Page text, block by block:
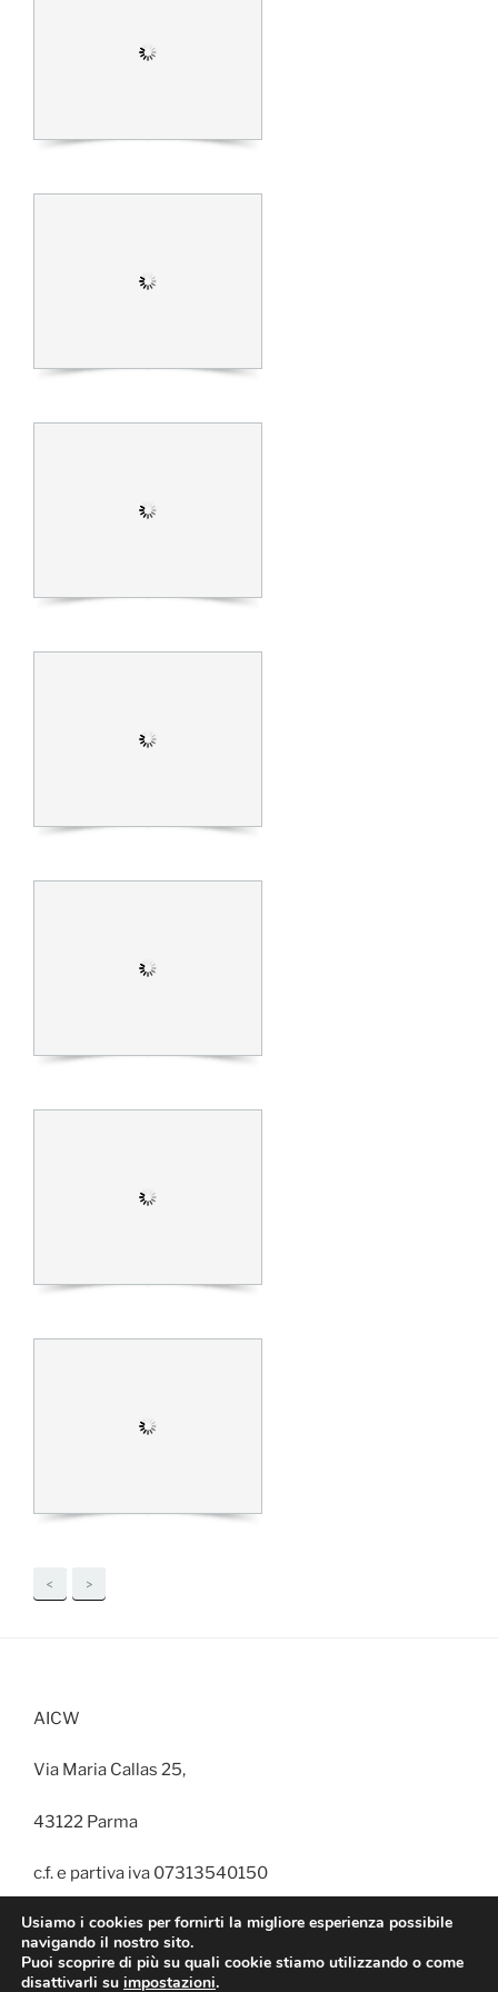
< >
AICW
Via Maria Callas 25,
43122 Parma
c.f. e partiva iva 07313540150
Usiamo i cookies per fornirti la migliore esperienza possibile
navigando il nostro sito.
Puoi scoprire di più su quali cookie stiamo utilizzando o come
disattivarli su impostazioni.